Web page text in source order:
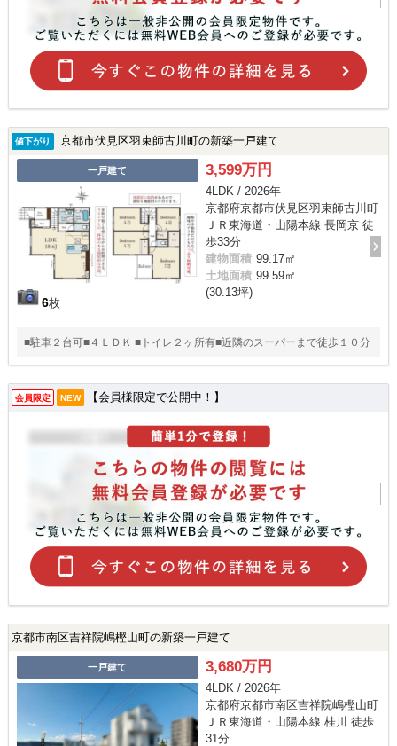
値下がり 京都市伏見区羽束師古川町の新築一戸建て
一戸建て
6枚
3,599万円
4LDK / 2026年
京都府京都市伏見区羽束師古川町
ＪＲ東海道・山陽本線 長岡京 徒
歩33分
建物面積 99.17㎡
土地面積 99.59㎡
(30.13坪)
■駐車２台可■４ＬＤＫ ■トイレ２ヶ所有■近隣のスーパーまで徒歩１０分
会員限定 NEW 【会員様限定で公開中！】
京都市南区吉祥院嶋樫山町の新築一戸建て
一戸建て 3,680万円
4LDK / 2026年
京都府京都市南区吉祥院嶋樫山町
ＪＲ東海道・山陽本線 桂川 徒歩
31分